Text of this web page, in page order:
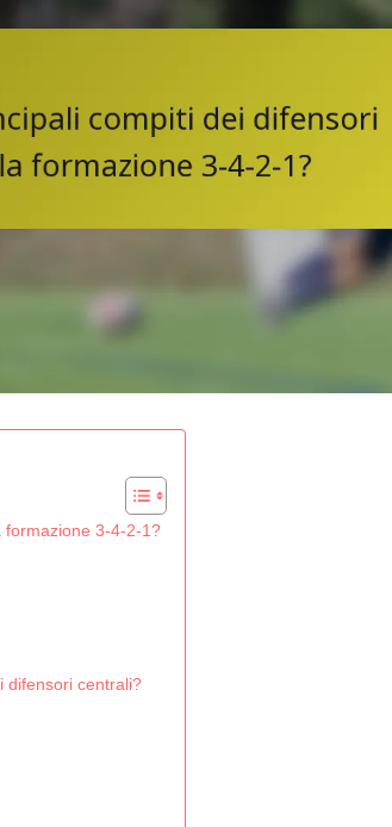
formazione 3-4-2-1?
difensori centrali?